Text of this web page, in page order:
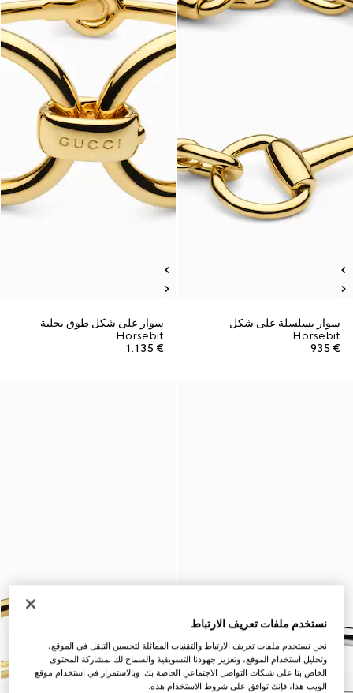
سوار بسلسلة على شكل
Horsebit
€ 935
سوار على شكل طوق بحلية
Horsebit
€ 1.135
نستخدم ملفات تعريف الارتباط
نحن نستخدم ملفات تعريف الارتباط والتقنيات المماثلة لتحسين التنقل في الموقع،
وتحليل استخدام الموقع، وتعزيز جهودنا التسويقية والسماح لك بمشاركة المحتوى
الخاص بنا على شبكات التواصل الاجتماعي الخاصة بك. وبالاستمرار في استخدام موقع
الويب هذا، فإنك توافق على شروط الاستخدام هذه.